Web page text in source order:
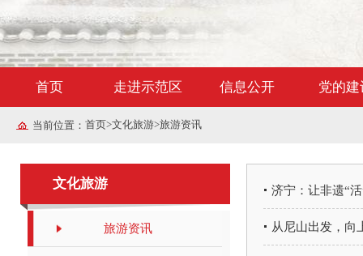
首页 走进示范区 信息公开 党的建
当前位置： 首页>文化旅游>旅游资讯
文化旅游
旅游资讯
济宁：让非遗“
从尼山出发，